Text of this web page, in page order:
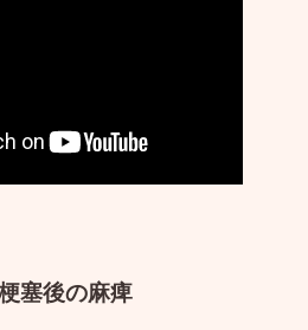
塞後の麻痺